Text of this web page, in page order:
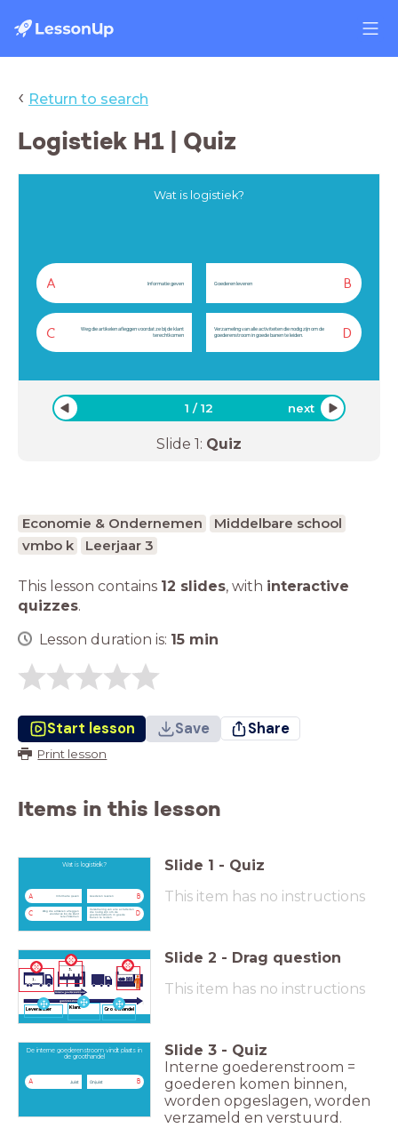
‹ Return to search
Logistiek H1 | Quiz
Wat is logistiek?
A Informatie geven B
Goederen leveren
C
Weg die artikelen afleggen voordat ze bij de klant
terechtkomen
D
Verzameling van alle activiteiten die nodig zijn om de
goederenstroom in goede banen te leiden.
1 /12 next
Slide 1: Quiz
Economie & Ondernemen
Middelbare school
vmbo k
Leerjaar 3
This lesson contains 12 slides, with interactive
quizzes.
Lesson duration is: 15 min
Start lesson Save Share
Print lesson
Items in this lesson
Wat is logistiek?
A Informatie geven B
Goederen leveren
C Weg die artikelen afleggen
voordat ze bij de klant
terechtkomen D
Verzameling van alle activiteiten
die nodig zijn om de
goederenstroom in goede
banen te leiden.
Slide 1 - Quiz
This item has no instructions
Klant Groothandel
Leverancier
Slide 2 - Drag question
This item has no instructions
De interne goederenstroom vindt plaats in
de groothandel
A Juist B
Onjuist
Slide 3 - Quiz
Interne goederenstroom =
goederen komen binnen,
worden opgeslagen, worden
verzameld en verstuurd.